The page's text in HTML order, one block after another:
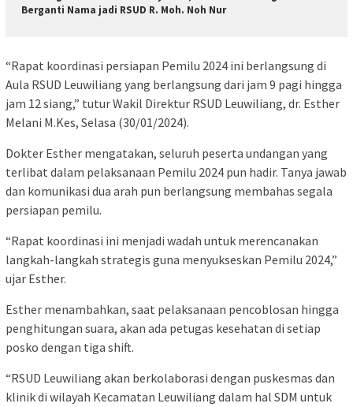
Berganti Nama jadi RSUD R. Moh. Noh Nur
“Rapat koordinasi persiapan Pemilu 2024 ini berlangsung di
Aula RSUD Leuwiliang yang berlangsung dari jam 9 pagi hingga
jam 12 siang,” tutur Wakil Direktur RSUD Leuwiliang, dr. Esther
Melani M.Kes, Selasa (30/01/2024).
Dokter Esther mengatakan, seluruh peserta undangan yang
terlibat dalam pelaksanaan Pemilu 2024 pun hadir. Tanya jawab
dan komunikasi dua arah pun berlangsung membahas segala
persiapan pemilu.
“Rapat koordinasi ini menjadi wadah untuk merencanakan
langkah-langkah strategis guna menyukseskan Pemilu 2024,”
ujar Esther.
Esther menambahkan, saat pelaksanaan pencoblosan hingga
penghitungan suara, akan ada petugas kesehatan di setiap
posko dengan tiga shift.
“RSUD Leuwiliang akan berkolaborasi dengan puskesmas dan
klinik di wilayah Kecamatan Leuwiliang dalam hal SDM untuk